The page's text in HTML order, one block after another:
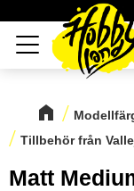
Meny
Tillbehör från
Matt